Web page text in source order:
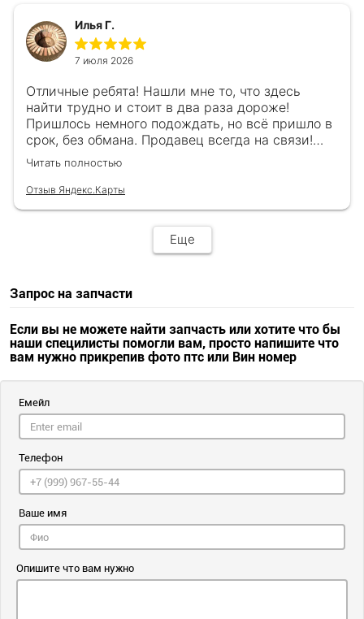
Илья Г.
7 июля 2026
Отличные ребята! Нашли мне то, что здесь
найти трудно и стоит в два раза дороже!
Пришлось немного подождать, но всё пришло в
срок, без обмана. Продавец всегда на связи!
Буду ещё обращаться! 👍
Читать полностью
Отзыв Яндекс.Карты
Еще
Запрос на запчасти
Если вы не можете найти запчасть или хотите что бы
наши специлисты помогли вам, просто напишите что
вам нужно прикрепив фото птс или Вин номер
Емейл
Телефон
Ваше имя
Опишите что вам нужно